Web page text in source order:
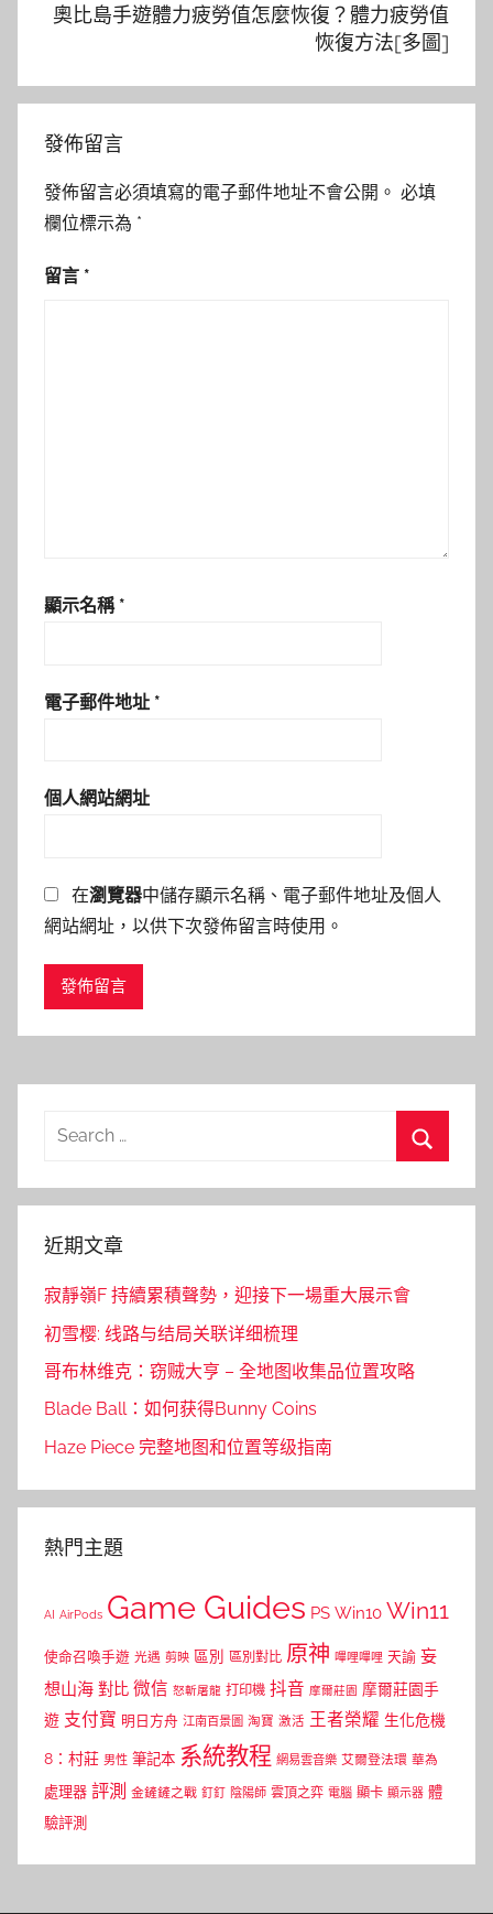
奧比島手遊體力疲勞值怎麼恢復？體力疲勞值
恢復方法[多圖]
發佈留言
發佈留言必須填寫的電子郵件地址不會公開。 必填
欄位標示為 *
留言 *
顯示名稱 *
電子郵件地址 *
個人網站網址
在瀏覽器中儲存顯示名稱、電子郵件地址及個人
網站網址，以供下次發佈留言時使用。
Search
近期文章
寂靜嶺F 持續累積聲勢，迎接下一場重大展示會
初雪樱: 线路与结局关联详细梳理
哥布林维克：窃贼大亨 – 全地图收集品位置攻略
Blade Ball：如何获得Bunny Coins
Haze Piece 完整地图和位置等级指南
熱門主題
AI AirPods Game Guides PS Win10 Win11
使命召喚手遊 光遇 剪映 區別 區別對比 原神 嗶哩嗶哩 天諭 妄
想山海 對比 微信 怒斬屠龍 打印機 抖音 摩爾莊園 摩爾莊園手
遊 支付寶 明日方舟 江南百景圖 淘寶 激活 王者榮耀 生化危機
8：村莊 男性 筆記本 系統教程 網易雲音樂 艾爾登法環 華為
處理器 評測 金鏟鏟之戰 釘釘 陰陽師 雲頂之弈 電腦 顯卡 顯示器 體
驗評測